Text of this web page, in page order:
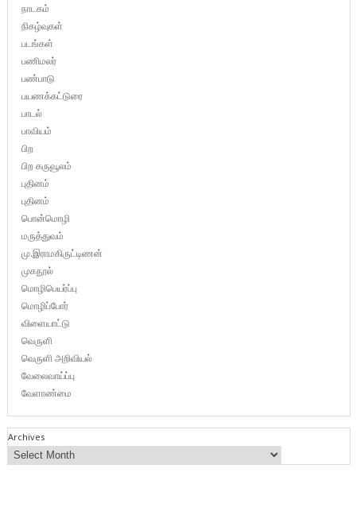
நாடகம்
நிகழ்வுகள்
படங்கள்
பணிமலர்
பண்பாடு
பயணக்கட்டுரை
பாடல்
பாவியம்
பிற
பிற கருவூலம்
புதினம்
புதினம்
பொன்மொழி
மருத்துவம்
மு.இராமகிருட்டிணன்
முகநூல்
மொழிபெயர்ப்பு
மொழிப்போர்
விளையாட்டு
வெருளி
வெருளி அறிவியல்
வேலைவாய்ப்பு
வேளாண்மை
Archives